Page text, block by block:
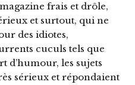
frais et drôle,
et surtout, qui ne
des idiotes,
cuculs tels que
d’humour, les sujets
sérieux et répondaient